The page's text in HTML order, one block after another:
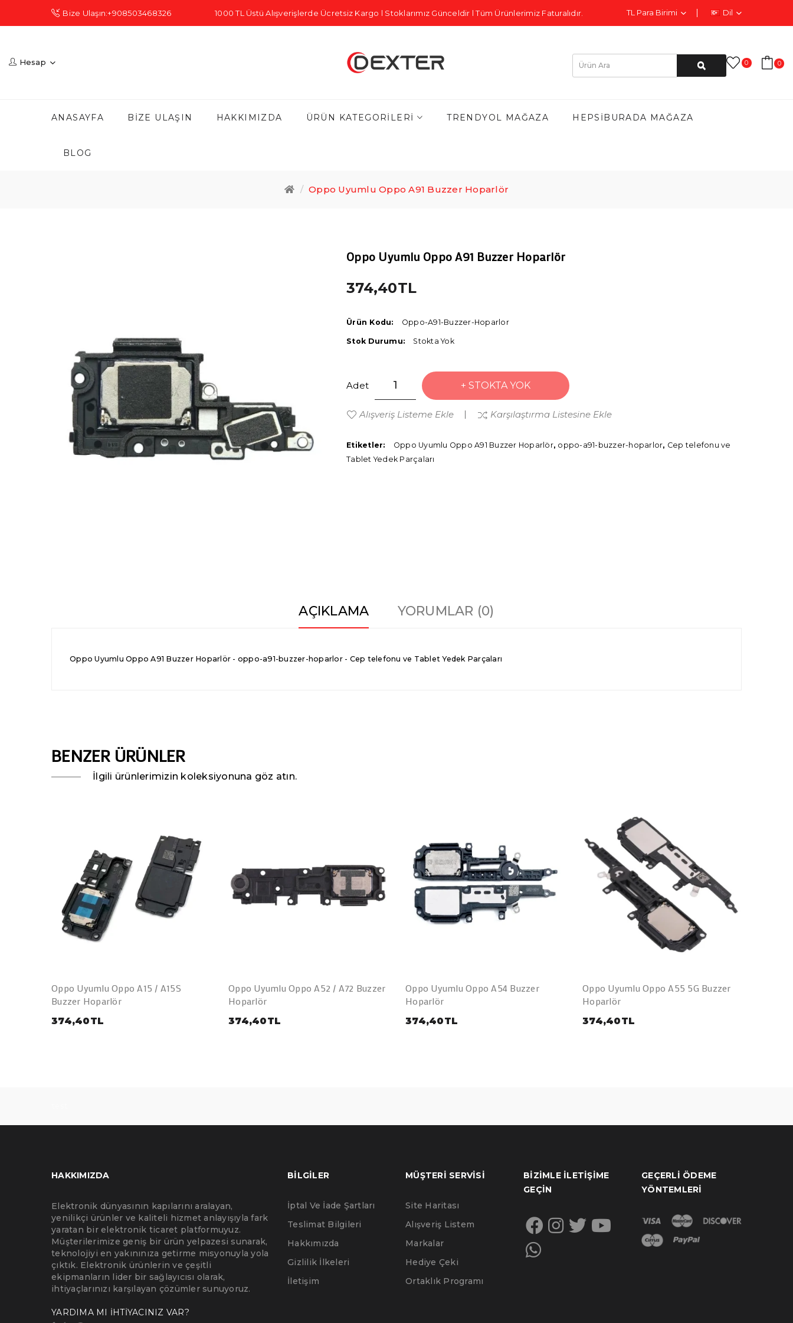
Bize Ulaşın:+908503468326 1000 TL Üstü Alışverişlerde Ücretsiz Kargo l Stoklarımız Günceldir l Tüm Ürünlerimiz Faturalıdır. TL Para Birimi Dil
Hesap 0 0
ANASAYFA BIZE ULAŞIN HAKKIMIZDA ÜRÜN KATEGORILERI TRENDYOL MAĞAZA HEPSIBURADA MAĞAZA
BLOG
Oppo Uyumlu Oppo A91 Buzzer Hoparlör
Oppo Uyumlu Oppo A91 Buzzer Hoparlör
374,40TL
Ürün Kodu: Oppo-A91-Buzzer-Hoparlor
Stok Durumu: Stokta Yok
Adet STOKTA YOK
Alışveriş Listeme Ekle Karşılaştırma Listesine Ekle
Etiketler: Oppo Uyumlu Oppo A91 Buzzer Hoparlör, oppo-a91-buzzer-hoparlor, Cep telefonu ve
Tablet Yedek Parçaları
AÇIKLAMA YORUMLAR (0)
Oppo Uyumlu Oppo A91 Buzzer Hoparlör - oppo-a91-buzzer-hoparlor - Cep telefonu ve Tablet Yedek Parçaları
BENZER ÜRÜNLER
İlgili ürünlerimizin koleksiyonuna göz atın.
Oppo Uyumlu Oppo A15 / A15S
Buzzer Hoparlör
374,40TL
Oppo Uyumlu Oppo A52 / A72 Buzzer
Hoparlör
374,40TL
Oppo Uyumlu Oppo A54 Buzzer
Hoparlör
374,40TL
Oppo Uyumlu Oppo A55 5G Buzzer
Hoparlör
374,40TL
HAKKIMIZDA
Elektronik dünyasının kapılarını aralayan,
yenilikçi ürünler ve kaliteli hizmet anlayışıyla fark
yaratan bir elektronik ticaret platformuyuz.
Müşterilerimize geniş bir ürün yelpazesi sunarak,
teknolojiyi en yakınınıza getirme misyonuyla yola
çıktık. Elektronik ürünlerin ve çeşitli
ekipmanların lider bir sağlayıcısı olarak,
ihtiyaçlarınızı karşılayan çözümler sunuyoruz.
YARDIMA MI İHTİYACINIZ VAR?
BILGILER
İptal Ve İade Şartları
Teslimat Bilgileri
Hakkımızda
Gizlilik İlkeleri
İletişim
MÜŞTERI SERVISI
Site Haritası
Alışveriş Listem
Markalar
Hediye Çeki
Ortaklık Programı
BIZIMLE İLETIŞIME
GEÇIN
GEÇERLI ÖDEME
YÖNTEMLERI